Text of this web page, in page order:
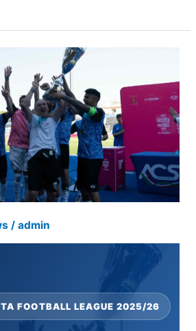
/ admin
FOOTBALL LEAGUE 2025/26